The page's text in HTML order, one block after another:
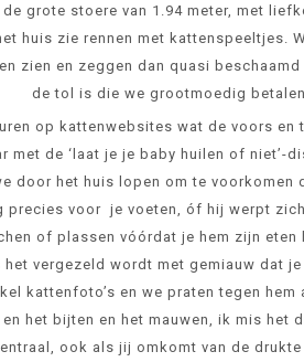
grote stoere van 1.94 meter, met
huis zie rennen met kattenspeeltjes.
zien en zeggen dan quasi
de tol is die we grootmoedig
op kattenwebsites wat de voors
met de ‘laat je je baby huilen of niet’-
door het huis lopen om te voorkomen
voor je voeten, óf hij werpt zich
of plassen vóórdat je hem zijn eten
vergezeld wordt met gemiauw dat
kattenfoto’s en we praten tegen hem
het bijten en het mauwen, ik mis het
ook als jij omkomt van de